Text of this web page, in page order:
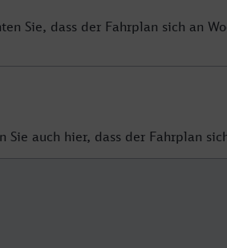
Sie, dass der Fahrplan sich an
auch hier, dass der Fahrplan